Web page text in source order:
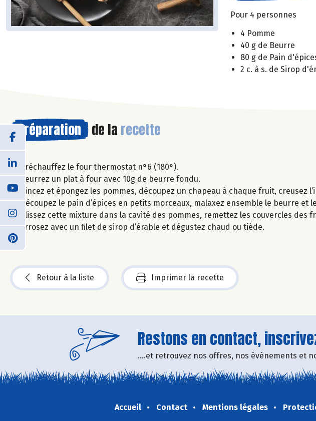
Pour 4 personnes
4 Pomme
40 g de Beurre
80 g de Pain
2 c. à s. de Sirop
Préparation de la recette
Préchauffez le four thermostat n°6 (180°).
Beurrez un plat à four avec 10g de beurre fondu.
Rincez et épongez les pommes, découpez un chapeau à chaque fruit,
Découpez le pain d’épices en petits morceaux, malaxez ensemble le beurre et
Glissez cette mixture dans la cavité des pommes, remettez les couvercles
Arrosez avec un filet de sirop d’érable et dégustez chaud ou tiède.
Retour à la liste Imprimer la recette
Restons en contact,
....et retrouvez nos offres, nos événements et
Accueil Contact Mentions légales